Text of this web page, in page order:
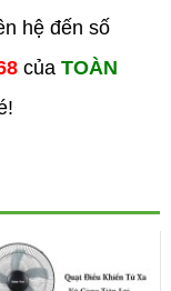
n hệ đến số
của TOÀN